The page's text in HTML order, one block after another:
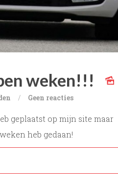
weken!!!
/ Geen reacties
geplaatst op mijn site maar
heb gedaan!